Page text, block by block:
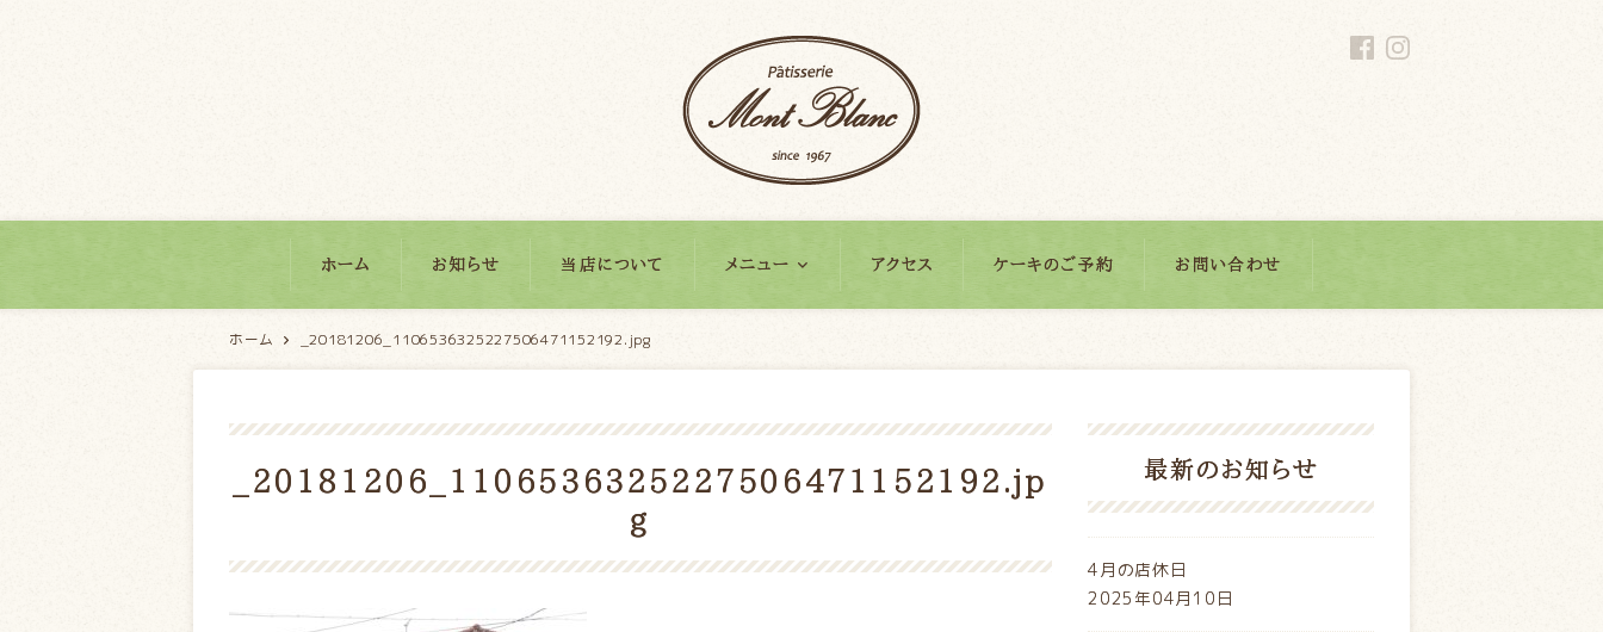
ホーム お知らせ 当店について メニュー アクセス ケーキのご予約 お問い合わせ
ホーム _20181206_1106536325227506471152192.jpg
_20181206_1106536325227506471152192.jp
g
最新のお知らせ
4月の店休日
2025年04月10日